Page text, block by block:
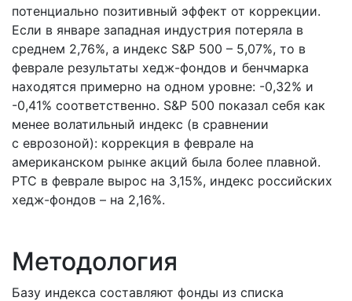
потенциально позитивный эффект от коррекции.
Если в январе западная индустрия потеряла в
среднем 2,76%, а индекс S&P 500 – 5,07%, то в
феврале результаты хедж-фондов и бенчмарка
находятся примерно на одном уровне: -0,32% и
-0,41% соответственно. S&P 500 показал себя как
менее волатильный индекс (в сравнении
с еврозоной): коррекция в феврале на
американском рынке акций была более плавной.
РТС в феврале вырос на 3,15%, индекс российских
хедж-фондов – на 2,16%.
Методология
Базу индекса составляют фонды из списка